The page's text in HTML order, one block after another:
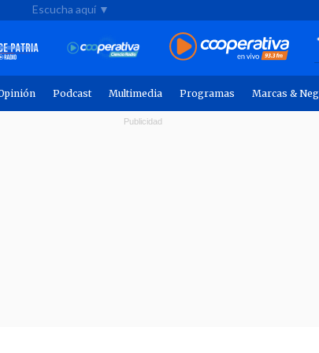
Escucha aquí ▼
Podcast Multimedia Programas Marcas &